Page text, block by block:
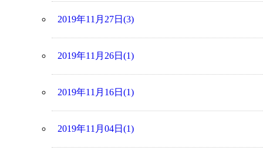
2019年11月27日(3)
2019年11月26日(1)
2019年11月16日(1)
2019年11月04日(1)